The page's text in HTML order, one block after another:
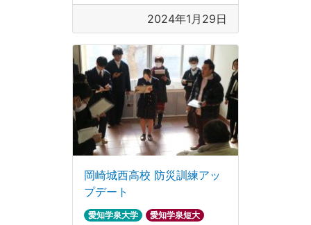
2024年1月29日
岡崎城西高校 防災訓練アッ
プデート
愛知学泉大学
愛知学泉短大